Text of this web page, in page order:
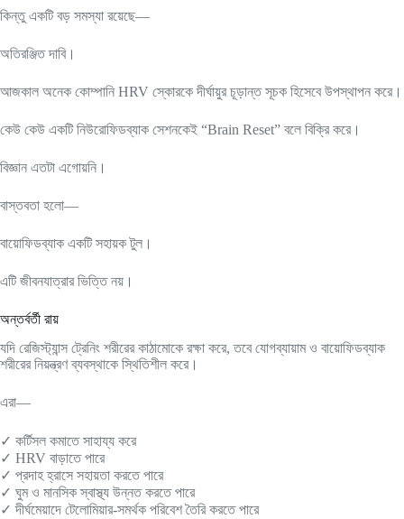
কিন্তু একটি বড় সমস্যা রয়েছে—
অতিরঞ্জিত দাবি।
আজকাল অনেক কোম্পানি HRV স্কোরকে দীর্ঘায়ুর চূড়ান্ত সূচক হিসেবে উপস্থাপন করে।
কেউ কেউ একটি নিউরোফিডব্যাক সেশনকেই “Brain Reset” বলে বিক্রি করে।
বিজ্ঞান এতটা এগোয়নি।
বাস্তবতা হলো—
বায়োফিডব্যাক একটি সহায়ক টুল।
এটি জীবনযাত্রার ভিত্তি নয়।
অন্তর্বর্তী রায়
যদি রেজিস্ট্যান্স ট্রেনিং শরীরের কাঠামোকে রক্ষা করে, তবে যোগব্যায়াম ও বায়োফিডব্যাক
শরীরের নিয়ন্ত্রণ ব্যবস্থাকে স্থিতিশীল করে।
এরা—
✓ কর্টিসল কমাতে সাহায্য করে
✓ HRV বাড়াতে পারে
✓ প্রদাহ হ্রাসে সহায়তা করতে পারে
✓ ঘুম ও মানসিক স্বাস্থ্য উন্নত করতে পারে
✓ দীর্ঘমেয়াদে টেলোমিয়ার-সমর্থক পরিবেশ তৈরি করতে পারে